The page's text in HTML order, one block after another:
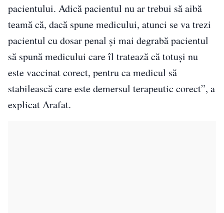
pacientului. Adică pacientul nu ar trebui să aibă
teamă că, dacă spune medicului, atunci se va trezi
pacientul cu dosar penal şi mai degrabă pacientul
să spună medicului care îl tratează că totuşi nu
este vaccinat corect, pentru ca medicul să
stabilească care este demersul terapeutic corect”, a
explicat Arafat.